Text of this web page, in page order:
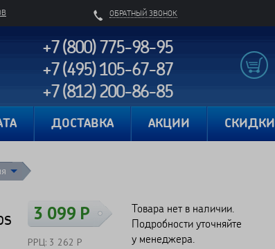
ОБРАТНЫЙ ЗВОНОК
+7 (800) 775-98-95
+7 (495) 105-67-87
+7 (812) 200-86-85
ДОСТАВКА АКЦИИ СКИДКИ
3 099 Р
РРЦ: 3 262 Р
Товара нет в наличии.
Подробности уточняйте
у менеджера.